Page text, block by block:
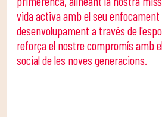
vida activa amb el seu
desenvolupament a través de
reforça el nostre compromís amb
social de les noves generacions.